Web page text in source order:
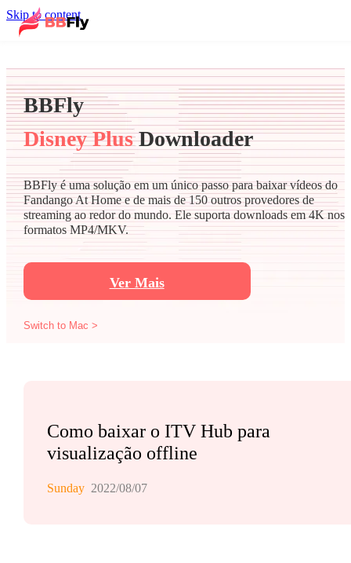
Skip to content
BBFly
Disney PlusDownloader
BBFly é uma solução em um único passo para baixar vídeos do
Fandango At Home e de mais de 150 outros provedores de
streaming ao redor do mundo. Ele suporta downloads em 4K nos
formatos MP4/MKV.
Ver Mais
Switch to Mac >
Como baixar o ITV Hub para
visualização offline
Sunday 2022/08/07